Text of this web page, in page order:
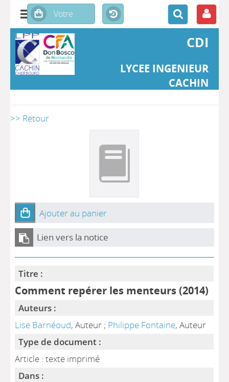
CDI
LYCEE INGENIEUR
CACHIN
>> Retour
Ajouter au panier
Lien vers la notice
Titre :
Comment repérer les menteurs (2014)
Auteurs :
Lise Barnéoud, Auteur ; Philippe Fontaine, Auteur
Type de document :
Article : texte imprimé
Dans :